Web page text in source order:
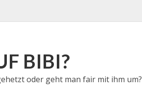
BIBI?
oder geht man fair mit ihm um?